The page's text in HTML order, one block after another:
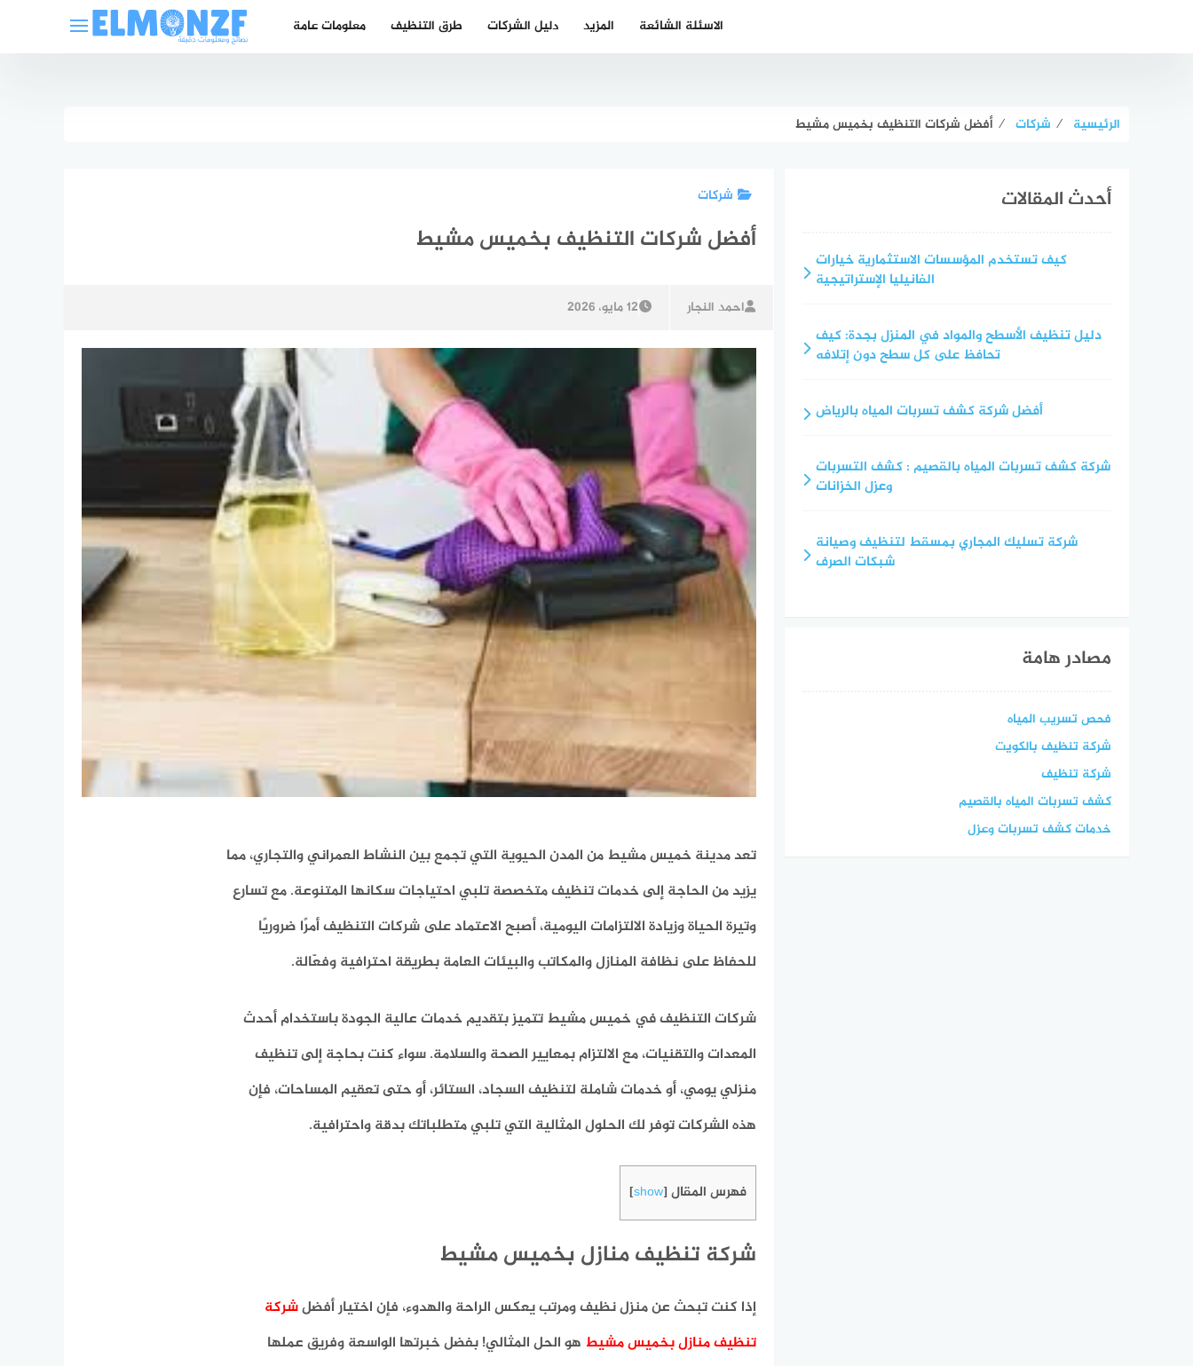
معلومات عامة طرق التنظيف دليل الشركات المزيد الاسئلة الشائعة
الرئيسية ⁄ شركات ⁄ أفضل شركات التنظيف بخميس مشيط
شركات
أفضل شركات التنظيف بخميس مشيط
احمد النجار 12 مايو، 2026
تعد مدينة خميس مشيط من المدن الحيوية التي تجمع بين النشاط العمراني والتجاري، مما
يزيد من الحاجة إلى خدمات تنظيف متخصصة تلبي احتياجات سكانها المتنوعة. مع تسارع
وتيرة الحياة وزيادة الالتزامات اليومية، أصبح الاعتماد على شركات التنظيف أمرًا ضروريًا
للحفاظ على نظافة المنازل والمكاتب والبيئات العامة بطريقة احترافية وفعّالة.
شركات التنظيف في خميس مشيط تتميز بتقديم خدمات عالية الجودة باستخدام أحدث
المعدات والتقنيات، مع الالتزام بمعايير الصحة والسلامة. سواء كنت بحاجة إلى تنظيف
منزلي يومي، أو خدمات شاملة لتنظيف السجاد، الستائر، أو حتى تعقيم المساحات، فإن
هذه الشركات توفر لك الحلول المثالية التي تلبي متطلباتك بدقة واحترافية.
فهرس المقال [
show
]
شركة تنظيف منازل بخميس مشيط
إذا كنت تبحث عن منزل نظيف ومرتب يعكس الراحة والهدوء، فإن اختيار أفضلشركة
تنظيف منازل بخميس مشيط هو الحل المثالي! بفضل خبرتها الواسعة وفريق عملها
أحدث المقالات
كيف تستخدم المؤسسات الاستثمارية خيارات
الفانيليا الإستراتيجية
دليل تنظيف الأسطح والمواد في المنزل بجدة: كيف
تحافظ على كل سطح دون إتلافه
أفضل شركة كشف تسربات المياه بالرياض
شركة كشف تسربات المياه بالقصيم : كشف التسربات
وعزل الخزانات
شركة تسليك المجاري بمسقط لتنظيف وصيانة
شبكات الصرف
مصادر هامة
فحص تسريب المياه
شركة تنظيف بالكويت
شركة تنظيف
كشف تسربات المياه بالقصيم
خدمات كشف تسربات وعزل